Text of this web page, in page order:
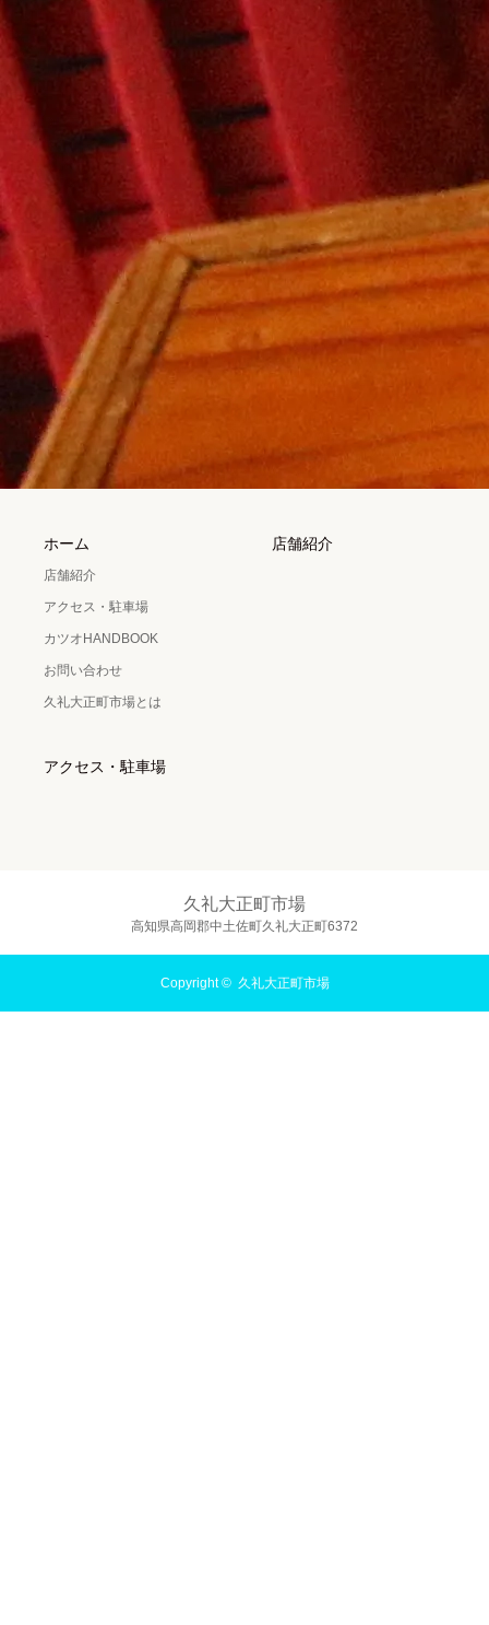
ホーム
店舗紹介
アクセス・駐車場
カツオHANDBOOK
お問い合わせ
久礼大正町市場とは
店舗紹介
アクセス・駐車場
久礼大正町市場
高知県高岡郡中土佐町久礼大正町6372
Copyright © 久礼大正町市場